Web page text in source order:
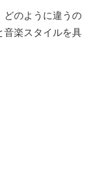
どのように違うの
音楽スタイルを具